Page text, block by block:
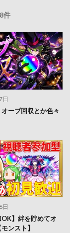
件
日
オーブ回収とか色々
日
OK】絆を貯めてオ
ンスト】